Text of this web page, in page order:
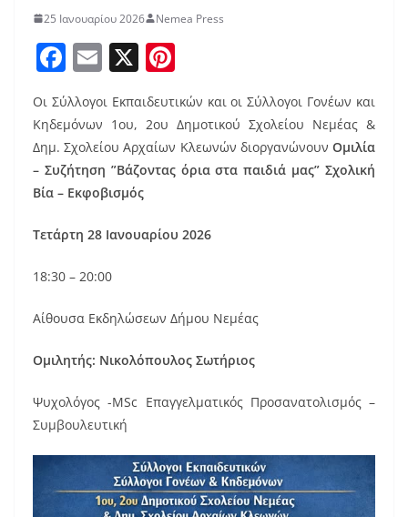
25 Ιανουαρίου 2026 Nemea Press
F
a
c
e
b
o
o
E
ai
l
X
nt
er
e
st
Οι Σύλλογοι Εκπαιδευτικών και οι Σύλλογοι Γονέων και
Κηδεμόνων 1ου, 2ου Δημοτικού Σχολείου Νεμέας &
Δημ. Σχολείου Αρχαίων Κλεωνών διοργανώνουν Ομιλία
– Συζήτηση ”Βάζοντας όρια στα παιδιά μας” Σχολική
Βία – Εκφοβισμός
Τετάρτη 28 Ιανουαρίου 2026
18:30 – 20:00
Αίθουσα Εκδηλώσεων Δήμου Νεμέας
Ομιλητής: Νικολόπουλος Σωτήριος
Ψυχολόγος -MSc Επαγγελματικός Προσανατολισμός –
Συμβουλευτική